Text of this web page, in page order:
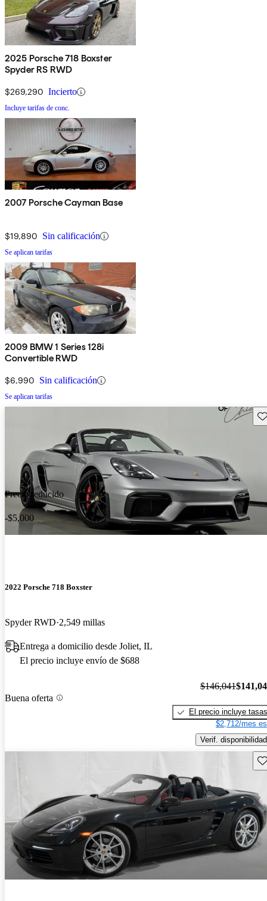
2025 Porsche 718 Boxster
Spyder RS RWD
$269,290 Incierto
Incluye tarifas de conc.
2007 Porsche Cayman Base
$19,890 Sin calificación
Se aplican tarifas
2009 BMW 1 Series 128i
Convertible RWD
$6,990 Sin calificación
Se aplican tarifas
Precio reducido
-$5,000
2022 Porsche 718 Boxster
Spyder RWD 2,549 millas
Entrega a domicilio desde Joliet, IL
El precio incluye envío de $688
Buena oferta
$146,041
El precio incluye tasas
$2,712/mes
Verif. disponibilidad